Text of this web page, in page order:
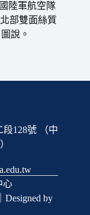
陸軍航空隊
部雙面絲質
說。
128號 （中
心
by